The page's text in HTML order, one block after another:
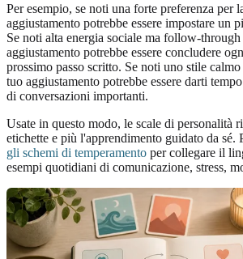
Per esempio, se noti una forte preferenza per
aggiustamento potrebbe essere impostare un
Se noti alta energia sociale ma follow-
aggiustamento potrebbe essere concludere
prossimo passo scritto. Se noti uno stile
tuo aggiustamento potrebbe essere darti
di conversazioni importanti.
Usate in questo modo, le scale di personalità
etichette e più l'apprendimento guidato da sé.
gli schemi di temperamento per collegare il
esempi quotidiani di comunicazione, stress,